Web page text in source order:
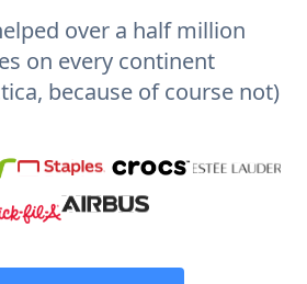
over a half million
on every continent
because of course not)